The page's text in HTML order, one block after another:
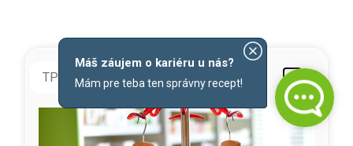
TPP doba neurčitá
Máš záujem o kariéru u nás?
Mám pre teba ten správny recept!